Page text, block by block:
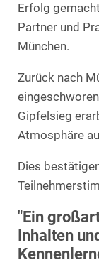
Erfolg
Partner und
München.
Zurück nach
Gipfelsieg
Atmosphäre
Dies
"Ein
Inhalten